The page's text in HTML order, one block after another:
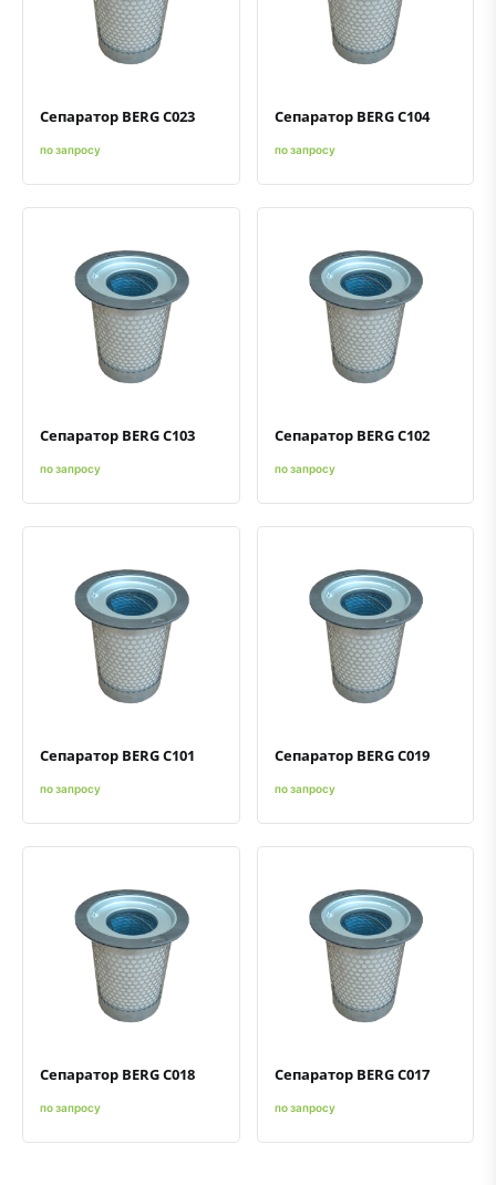
Быстрый просмотрДобавить к сравнению
Сепаратор BERG C023
по запросу
Быстрый просмотрДобавить к сравнению
Сепаратор BERG C104
по запросу
Быстрый просмотрДобавить к сравнению
Сепаратор BERG C103
по запросу
Быстрый просмотрДобавить к сравнению
Сепаратор BERG C102
по запросу
Быстрый просмотрДобавить к сравнению
Сепаратор BERG C101
по запросу
Быстрый просмотрДобавить к сравнению
Сепаратор BERG C019
по запросу
Быстрый просмотрДобавить к сравнению
Сепаратор BERG C018
по запросу
Быстрый просмотрДобавить к сравнению
Сепаратор BERG C017
по запросу